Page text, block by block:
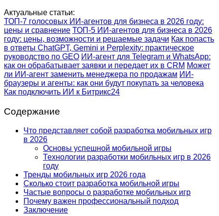
Актуальные статьи:
ТОП-7 голосовых ИИ-агентов для бизнеса в 2026 году:
цены и сравнение ТОП-5 ИИ-агентов для бизнеса в 2026
году: цены, возможности и решаемые задачи Как попасть
в ответы ChatGPT, Gemini и Perplexity: практическое
руководство по GEO ИИ-агент для Telegram и WhatsApp:
как он обрабатывает заявки и передает их в CRM Может
ли ИИ-агент заменить менеджера по продажам ИИ-
браузеры и агенты: как они будут покупать за человека
Как подключить ИИ к Битрикс24
Содержание
Что представляет собой разработка мобильных игр
в 2026
Основы успешной мобильной игры
Технологии разработки мобильных игр в 2026
году
Тренды мобильных игр 2026 года
Сколько стоит разработка мобильной игры
Частые вопросы о разработке мобильных игр
Почему важен профессиональный подход
Заключение